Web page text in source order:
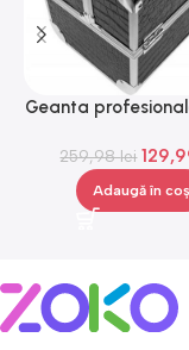
Geanta
259,98lei
Adaugă în coș